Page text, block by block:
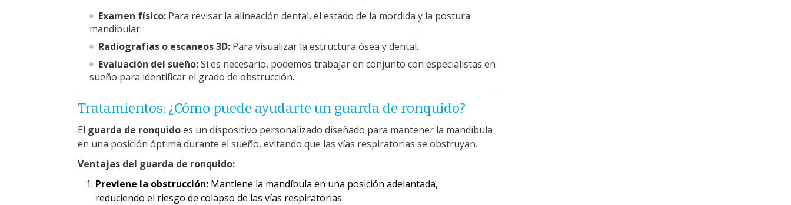
Examen físico: Para revisar la alineación dental, el estado de la mordida y la postura
mandibular.
Radiografías o escaneos 3D: Para visualizar la estructura ósea y dental.
Evaluación del sueño:Si es necesario, podemos trabajar en conjunto con especialistas en
sueño para identificar el grado de obstrucción.
Tratamientos: ¿Cómo puede ayudarte un guarda de ronquido?
El guarda de ronquidoes un dispositivo personalizado diseñado para mantener la mandíbula
en una posición óptima durante el sueño, evitando que las vías respiratorias se obstruyan.
Ventajas del guarda de ronquido:
Previene la obstrucción: Mantiene la mandíbula en una posición adelantada,
reduciendo el riesgo de colapso de las vías respiratorias.